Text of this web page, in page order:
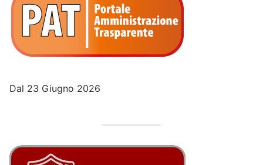
Dal 23 Giugno 2026